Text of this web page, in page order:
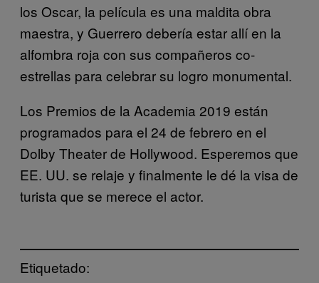
los Oscar, la película es una maldita obra
maestra, y Guerrero debería estar allí en la
alfombra roja con sus compañeros co-
estrellas para celebrar su logro monumental.
Los Premios de la Academia 2019 están
programados para el 24 de febrero en el
Dolby Theater de Hollywood. Esperemos que
EE. UU. se relaje y finalmente le dé la visa de
turista que se merece el actor.
Etiquetado: